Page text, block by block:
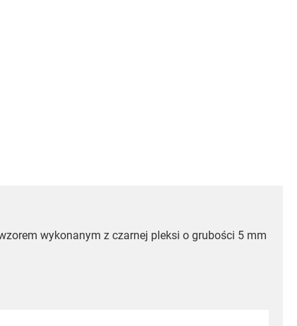
wykonanym z czarnej pleksi o grubości 5 mm